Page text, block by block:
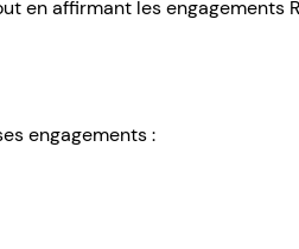
en affirmant les engagements
engagements :